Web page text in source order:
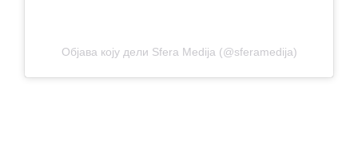
Објава коју дели Sfera Medija (@sferamedija)